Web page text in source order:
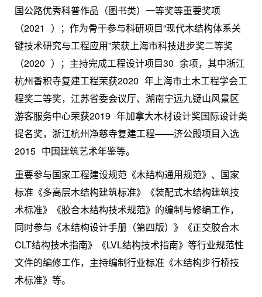
国公路优秀科普作品（图书类）一等奖等重要奖项
（2021
）；作为骨干参与科研项目“现代木结构体系关
键技术研究与工程应用”荣获上海市科技进步奖二等奖
（2020 ）；主持完成工程设计项目30 余项，其中浙江
杭州香积寺复建工程荣获2020 年上海市土木工程学会工
程奖二等奖，江苏省委会议厅、湖南宁远九疑山风景区
游客服务中心荣获2019 年加拿大木材设计奖国际设计类
提名奖，浙江杭州净慈寺复建工程——济公殿项目入选
2015 中国建筑艺术年鉴等。
重要参与国家工程建设规范《木结构通用规范》、国家
标准《多高层木结构建筑标准》《装配式木结构建筑技
术标准》《胶合木结构技术规范》的编制与修编工作，
同时参与《木结构设计手册（第四版）》《正交胶合木
CLT结构技术指南》《LVL结构技术指南》等行业规范性
文件的编修工作，主持编制行业标准《木结构步行桥技
术标准》等。